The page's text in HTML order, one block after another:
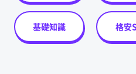
基礎知識 格安